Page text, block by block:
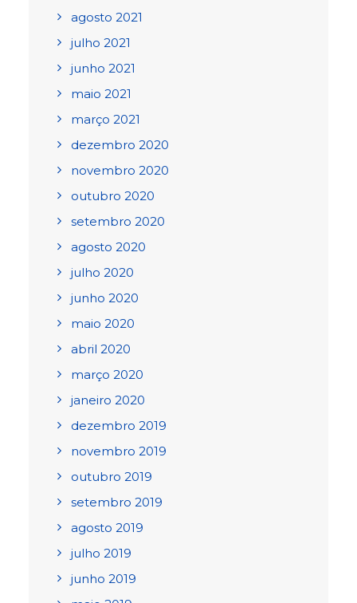
agosto 2021
julho 2021
junho 2021
maio 2021
março 2021
dezembro 2020
novembro 2020
outubro 2020
setembro 2020
agosto 2020
julho 2020
junho 2020
maio 2020
abril 2020
março 2020
janeiro 2020
dezembro 2019
novembro 2019
outubro 2019
setembro 2019
agosto 2019
julho 2019
junho 2019